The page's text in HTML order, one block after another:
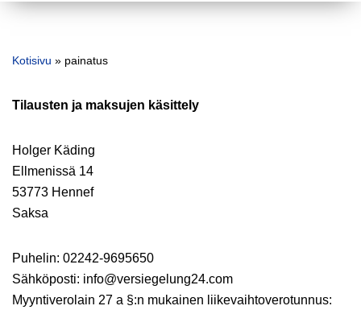
Kotisivu » painatus
Tilausten ja maksujen käsittely
Holger Käding
Ellmenissä 14
53773 Hennef
Saksa
Puhelin: 02242-9695650
Sähköposti: info@versiegelung24.com
Myyntiverolain 27 a §:n mukainen liikevaihtoverotunnus: